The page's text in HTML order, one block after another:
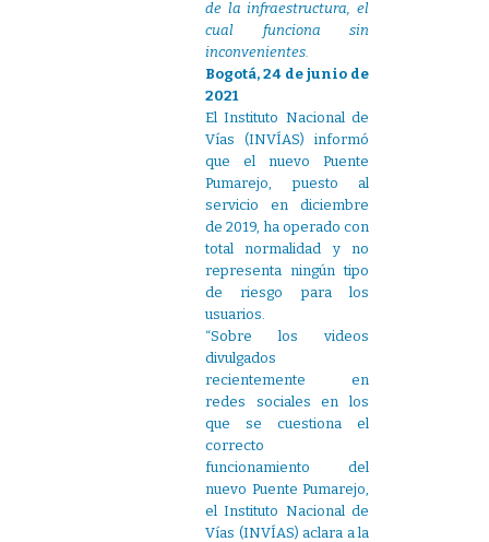
de la infraestructura, el
cual funciona sin
inconvenientes.
Bogotá, 24 de junio de
2021
El Instituto Nacional de
Vías (INVÍAS) informó
que el nuevo Puente
Pumarejo, puesto al
servicio en diciembre
de 2019, ha operado con
total normalidad y no
representa ningún tipo
de riesgo para los
usuarios.
“Sobre los videos
divulgados
recientemente en
redes sociales en los
que se cuestiona el
correcto
funcionamiento del
nuevo Puente Pumarejo,
el Instituto Nacional de
Vías (INVÍAS) aclara a la